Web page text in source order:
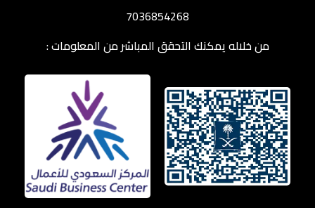
7036854268
من خلاله يمكنك التحقق المباشر من المعلومات :